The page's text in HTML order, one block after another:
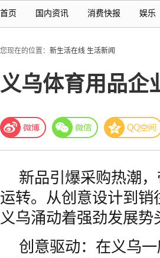
首页 国内资讯 消费快报 娱乐
您现在的位置： 新生活在线 生活新闻
义乌体育用品企
新品引爆采购热潮
运转。从创意设计到
义乌涌动着强劲发展势
创意驱动：在义乌